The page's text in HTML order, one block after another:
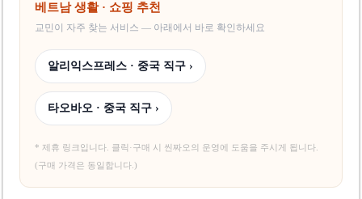
베트남 생활 · 쇼핑 추천
교민이 자주 찾는 서비스 — 아래에서 바로 확인하세요
알리익스프레스 · 중국 직구 ›
타오바오 · 중국 직구 ›
* 제휴 링크입니다. 클릭·구매 시 씬짜오의 운영에 도움을 주시게 됩니다.
(구매 가격은 동일합니다.)